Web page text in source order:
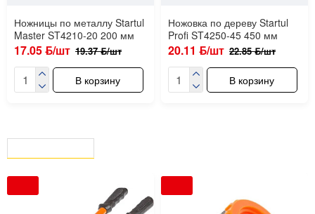
Ножницы по металлу Startul
Master ST4210-20 200 мм
17.05 ƃ/шт 19.37 ƃ/шт
В корзину
Ножовка по дереву Startul
Profi ST4250-45 450 мм
20.11 ƃ/шт 22.85 ƃ/шт
В корзину